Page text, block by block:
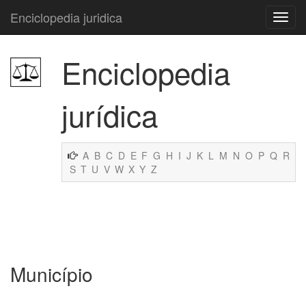
Enciclopedia juridica
Enciclopedia
jurídica
A B C D E F G H I J K L M N O P Q R
S T U V W X Y Z
Município